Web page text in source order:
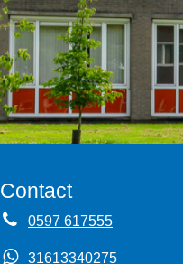
Contact
0597 617555
31613340275